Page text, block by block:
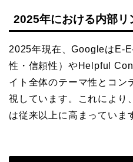
2025年における内部リ
2025年現在、GoogleはE-
性・信頼性）やHelpful
イト全体のテーマ性とコン
視しています。これにより
は従来以上に高まっていま